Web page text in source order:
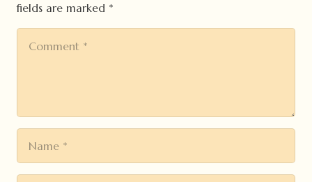
fields are marked *